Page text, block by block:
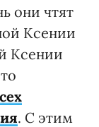
они чтят
Ксении
Ксении
. С этим